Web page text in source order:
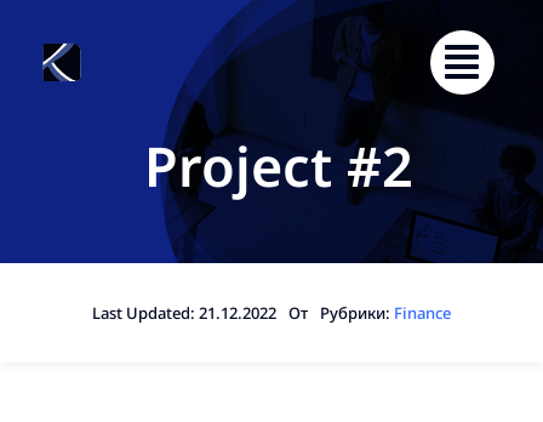
content
Project #2
Last Updated: 21.12.2022 От Рубрики: Finance